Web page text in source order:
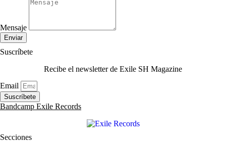
Mensaje
Enviar
Suscríbete
Recibe el newsletter de Exile SH Magazine
Email
Suscríbete
Bandcamp Exile Records
Secciones